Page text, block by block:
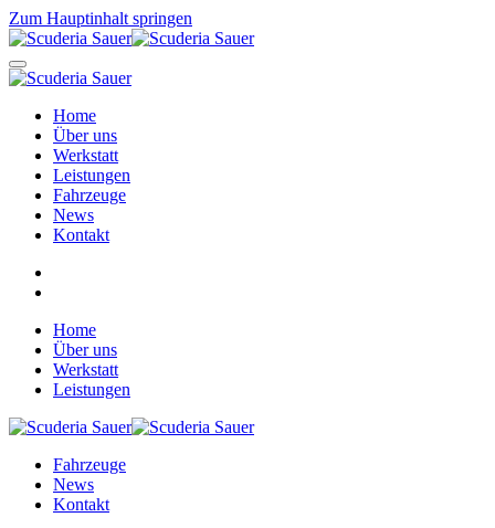
Zum Hauptinhalt springen
Home
Über uns
Werkstatt
Leistungen
Fahrzeuge
News
Kontakt
Home
Über uns
Werkstatt
Leistungen
Fahrzeuge
News
Kontakt